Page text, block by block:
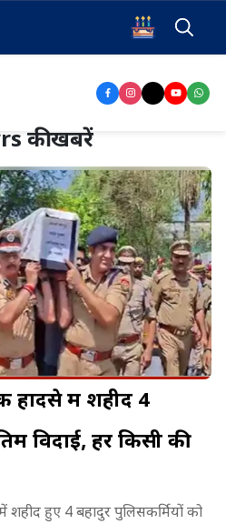
की खबरें
हादसे में शहीद 4
विदाई, हर किसी की
हुए 4 बहादुर पुलिसकर्मियों को